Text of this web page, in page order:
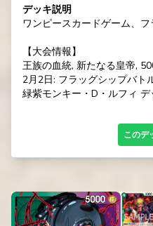
デッキ説明
ワンピースカードゲーム、
【大会情報】
王族の血統, 新たなる皇帝,
2月2日: フラッグシップバト
緑紫モンキー・D・ルフィ デ
このデ